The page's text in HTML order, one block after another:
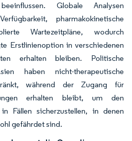
Globale Analysen
pharmakokinetische
Wartezeitpläne, wodurch
Erstlinienoption in verschiedenen
erhalten bleiben. Politische
haben nicht-therapeutische
während der Zugang für
erhalten bleibt, um den
Fällen sicherzustellen, in denen
gefährdet sind.